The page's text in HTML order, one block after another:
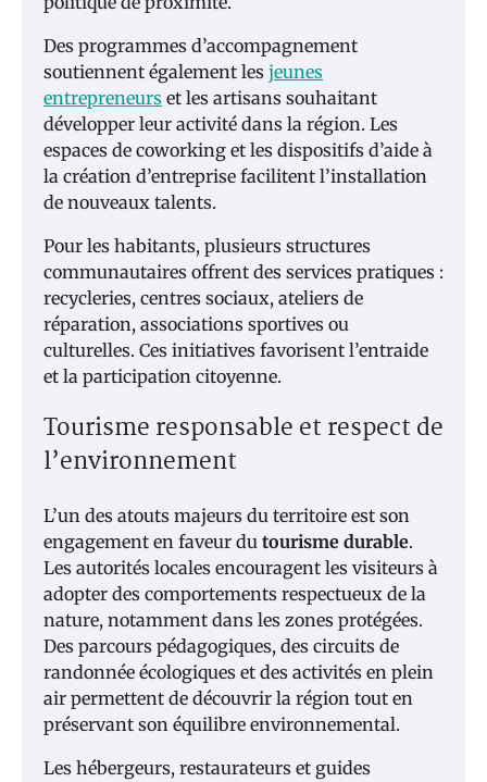
Des programmes d’accompagnement
soutiennent également les jeunes
entrepreneurs et les artisans souhaitant
développer leur activité dans la région. Les
espaces de coworking et les dispositifs d’aide à
la création d’entreprise facilitent l’installation
de nouveaux talents.
Pour les habitants, plusieurs structures
communautaires offrent des services pratiques :
recycleries, centres sociaux, ateliers de
réparation, associations sportives ou
culturelles. Ces initiatives favorisent l’entraide
et la participation citoyenne.
Tourisme responsable et respect de
l’environnement
L’un des atouts majeurs du territoire est son
engagement en faveur du tourisme durable.
Les autorités locales encouragent les visiteurs à
adopter des comportements respectueux de la
nature, notamment dans les zones protégées.
Des parcours pédagogiques, des circuits de
randonnée écologiques et des activités en plein
air permettent de découvrir la région tout en
préservant son équilibre environnemental.
Les hébergeurs, restaurateurs et guides